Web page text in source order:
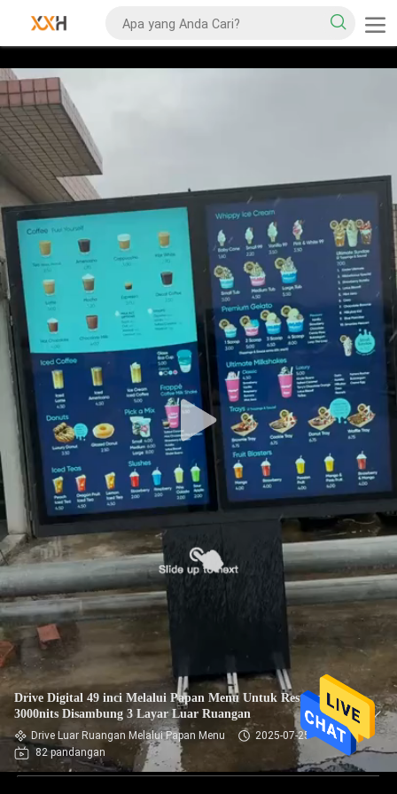
Drive Digital 49 inci Melalui Papan Menu Untuk Restoran
3000nits Disambung 3 Layar Luar Ruangan
Drive Luar Ruangan Melalui Papan Menu
2025-07-25
82 pandangan